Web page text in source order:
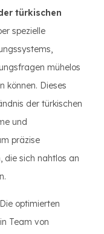
türkischen
spezielle
mühelos
können. Dieses
der türkischen
und
präzise
die sich nahtlos an
Die optimierten
Team von